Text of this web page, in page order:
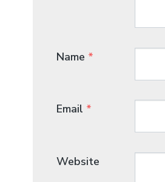
Name *
Email *
Website